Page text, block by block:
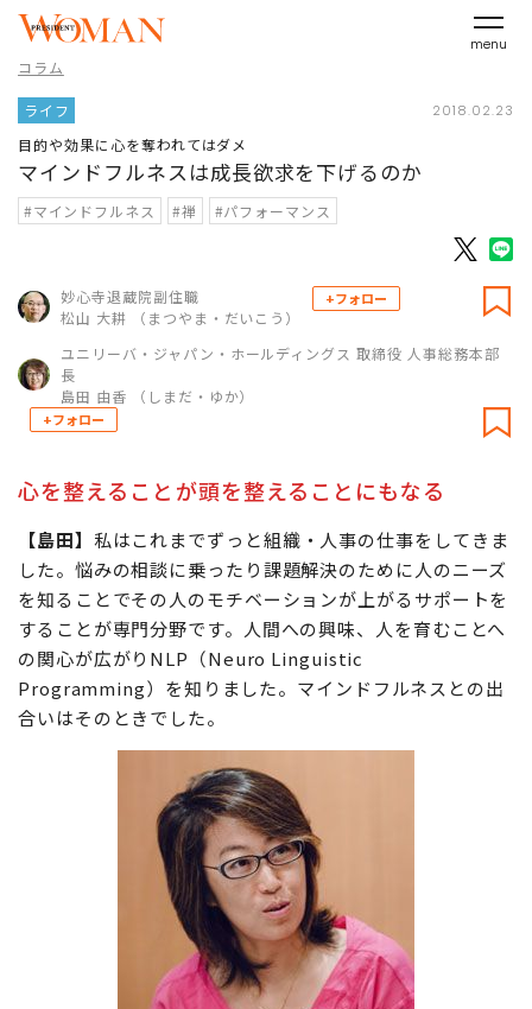
menu
コラム
ライフ 2018.02.23
目的や効果に心を奪われてはダメ
マインドフルネスは成長欲求を下げるのか
#マインドフルネス #禅 #パフォーマンス
妙心寺退蔵院副住職
松山 大耕 （まつやま・だいこう）
+フォロー
ユニリーバ・ジャパン・ホールディングス 取締役 人事総務本部
長
島田 由香 （しまだ・ゆか）
+フォロー
心を整えることが頭を整えることにもなる
【島田】 私はこれまでずっと組織・人事の仕事をしてきま
した。悩みの相談に乗ったり課題解決のために人のニーズ
を知ることでその人のモチベーションが上がるサポートを
することが専門分野です。人間への興味、人を育むことへ
の関心が広がりNLP（Neuro Linguistic
Programming）を知りました。マインドフルネスとの出
合いはそのときでした。